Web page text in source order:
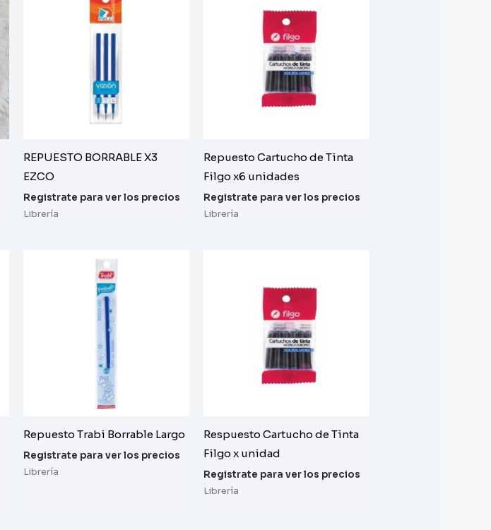
REPUESTO BORRABLE X3
EZCO
Registrate para ver los precios
Librería
Repuesto Cartucho de Tinta
Filgo x6 unidades
Registrate para ver los precios
Librería
Repuesto Trabi Borrable Largo
Registrate para ver los precios
Librería
Respuesto Cartucho de Tinta
Filgo x unidad
Registrate para ver los precios
Librería